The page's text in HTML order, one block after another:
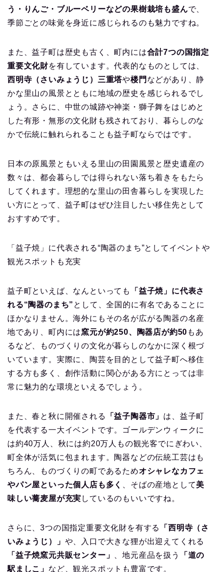
う・りんご・ブルーベリーなどの果樹栽培も盛んで、
季節ごとの味覚を身近に感じられるのも魅力ですね。
また、益子町は歴史も古く、町内には合計7つの国指定
重要文化財を有しています。代表的なものとしては、
西明寺（さいみょうじ）三重塔や楼門 などがあり、静
かな里山の風景とともに地域の歴史を感じられるでし
ょう。さらに、中世の城跡や神楽・獅子舞をはじめと
した有形・無形の文化財も残されており、暮らしのな
かで伝統に触れられることも益子町ならではです。
日本の原風景ともいえる里山の田園風景と歴史遺産の
数々は、都会暮らしでは得られない落ち着きをもたら
してくれます。理想的な里山の田舎暮らしを実現した
い方にとって、益子町はぜひ注目したい移住先として
おすすめです。
「益子焼」に代表される“陶器のまち”としてイベントや
観光スポットも充実
益子町といえば、なんといっても
「益子焼」に代表さ
れる“陶器のまち” として、全国的に有名であることに
ほかなりません。海外にもその名が広がる陶器の名産
地であり、町内には窯元が約250、陶器店が約50 もあ
るなど、ものづくりの文化が暮らしのなかに深く根づ
いています。実際に、陶芸を目的として益子町へ移住
する方も多く、創作活動に関心がある方にとっては非
常に魅力的な環境といえるでしょう。
また、春と秋に開催される 「益子陶器市」 は、益子町
を代表する一大イベントです。ゴールデンウィークに
は約40万人、秋には約20万人もの観光客でにぎわい、
町全体が活気に包まれます。陶器などの伝統工芸はも
ちろん、ものづくりの町であるためオシャレなカフェ
やパン屋といった個人店も多く
、そばの産地として美
味しい蕎麦屋が充実 しているのもいいですね。
さらに、3つの国指定重要文化財を有する
「西明寺（さ
いみょうじ）」 や、入口で大きな狸が出迎えてくれる
「益子焼窯元共販センター」
、地元産品を扱う
「道の
駅ましこ」 など、観光スポットも豊富です。